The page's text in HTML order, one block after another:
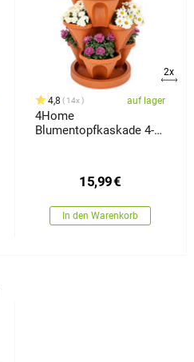
2x
4,8 14x auf lager
4Home
Blumentopfkaskade 4-
15,99€
In den Warenkorb